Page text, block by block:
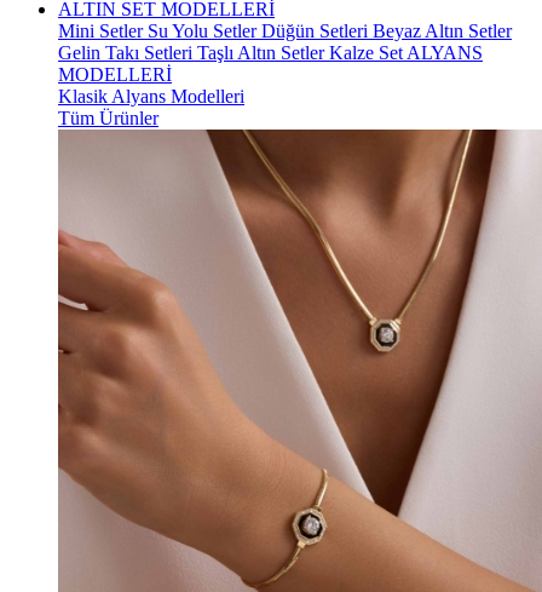
ALTIN SET MODELLERİ
Mini Setler Su Yolu SetlerDüğün Setleri Beyaz Altın Setler
Gelin Takı Setleri Taşlı Altın SetlerKalze Set ALYANS
MODELLERİ
Klasik Alyans Modelleri
Tüm Ürünler